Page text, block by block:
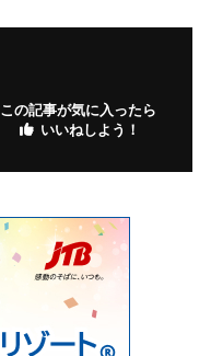
この記事が気に入ったら
いいねしよう！